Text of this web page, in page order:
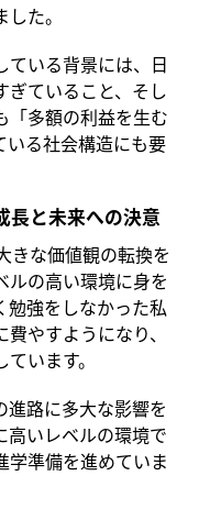
た。
ている背景には、日
ぎていること、そし
「多額の利益を生む
いる社会構造にも要
長と未来への決意
きな価値観の転換を
ルの高い環境に身を
勉強をしなかった私
やすようになり、
います。
路に多大な影響を
高いレベルの環境で
学準備を進めていま